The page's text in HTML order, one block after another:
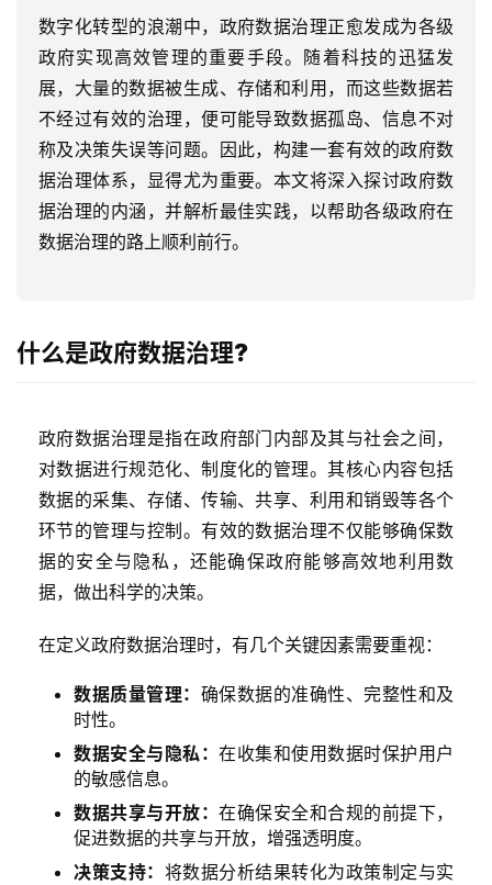
数字化转型的浪潮中，政府数据治理正愈发成为各级
政府实现高效管理的重要手段。随着科技的迅猛发
展，大量的数据被生成、存储和利用，而这些数据若
不经过有效的治理，便可能导致数据孤岛、信息不对
称及决策失误等问题。因此，构建一套有效的政府数
据治理体系，显得尤为重要。本文将深入探讨政府数
据治理的内涵，并解析最佳实践，以帮助各级政府在
数据治理的路上顺利前行。
什么是政府数据治理?
政府数据治理是指在政府部门内部及其与社会之间，
对数据进行规范化、制度化的管理。其核心内容包括
数据的采集、存储、传输、共享、利用和销毁等各个
环节的管理与控制。有效的数据治理不仅能够确保数
据的安全与隐私，还能确保政府能够高效地利用数
据，做出科学的决策。
在定义政府数据治理时，有几个关键因素需要重视：
数据质量管理： 确保数据的准确性、完整性和及
时性。
数据安全与隐私： 在收集和使用数据时保护用户
的敏感信息。
数据共享与开放： 在确保安全和合规的前提下，
促进数据的共享与开放，增强透明度。
决策支持： 将数据分析结果转化为政策制定与实